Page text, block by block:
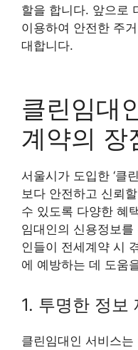
할을 합니다. 앞으로
이용하여 안전한 주
대합니다.
클린임대
계약의 장
서울시가 도입한 ‘클
보다 안전하고 신뢰
수 있도록 다양한 혜
임대인의 신용정보
인들이 전세계약 시
에 예방하는 데 도움
1. 투명한 정보
클린임대인 서비스